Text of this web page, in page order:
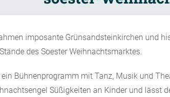
imposante Grünsandsteinkirchen und
des Soester Weihnachtsmarktes.
Bühnenprogramm mit Tanz, Musik und
Süßigkeiten an Kinder und lässt